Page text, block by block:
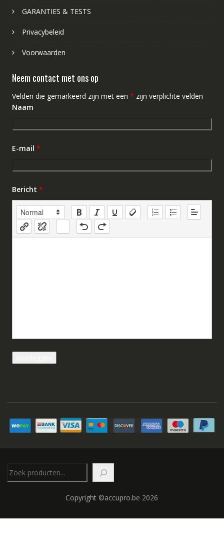
GARANTIES & TESTS
Privacybeleid
Voorwaarden
Neem contact met ons op
Velden die gemarkeerd zijn met een * zijn verplichte velden
Naam
E-mail *
Bericht *
Copyright ©accupro.be 2026